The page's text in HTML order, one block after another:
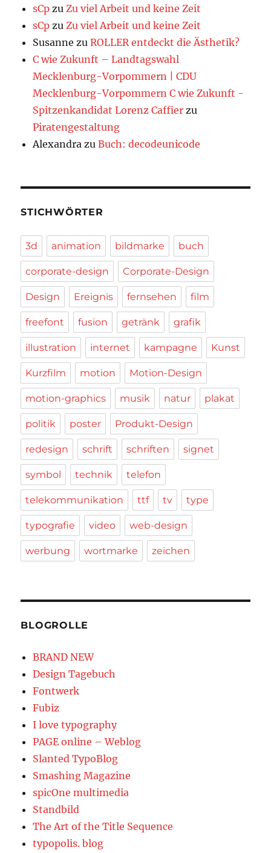
sCp zuZu viel Arbeit und keine Zeit
sCp zuZu viel Arbeit und keine Zeit
Susanne zuROLLER entdeckt die Ästhetik?
C wie Zukunft – Landtagswahl
Mecklenburg-Vorpommern | CDU
Mecklenburg-Vorpommern C wie Zukunft -
Spitzenkandidat Lorenz Caffier zu
Piratengestaltung
Alexandra zuBuch: decodeunicode
STICHWÖRTER
3d animation bildmarke buch
corporate-design Corporate-Design
Design Ereignis fernsehen film
freefont fusion getränk grafik
illustration internet kampagne Kunst
Kurzfilm motion Motion-Design
motion-graphics musik natur plakat
politik poster Produkt-Design
redesign schrift schriften signet
symbol technik telefon
telekommunikation ttf tv type
typografie video web-design
werbung wortmarke zeichen
BLOGROLLE
BRAND NEW
Design Tagebuch
Fontwerk
Fubiz
I love typography
PAGE online – Weblog
Slanted TypoBlog
Smashing Magazine
spicOne multimedia
Standbild
The Art of the Title Sequence
typopolis. blog